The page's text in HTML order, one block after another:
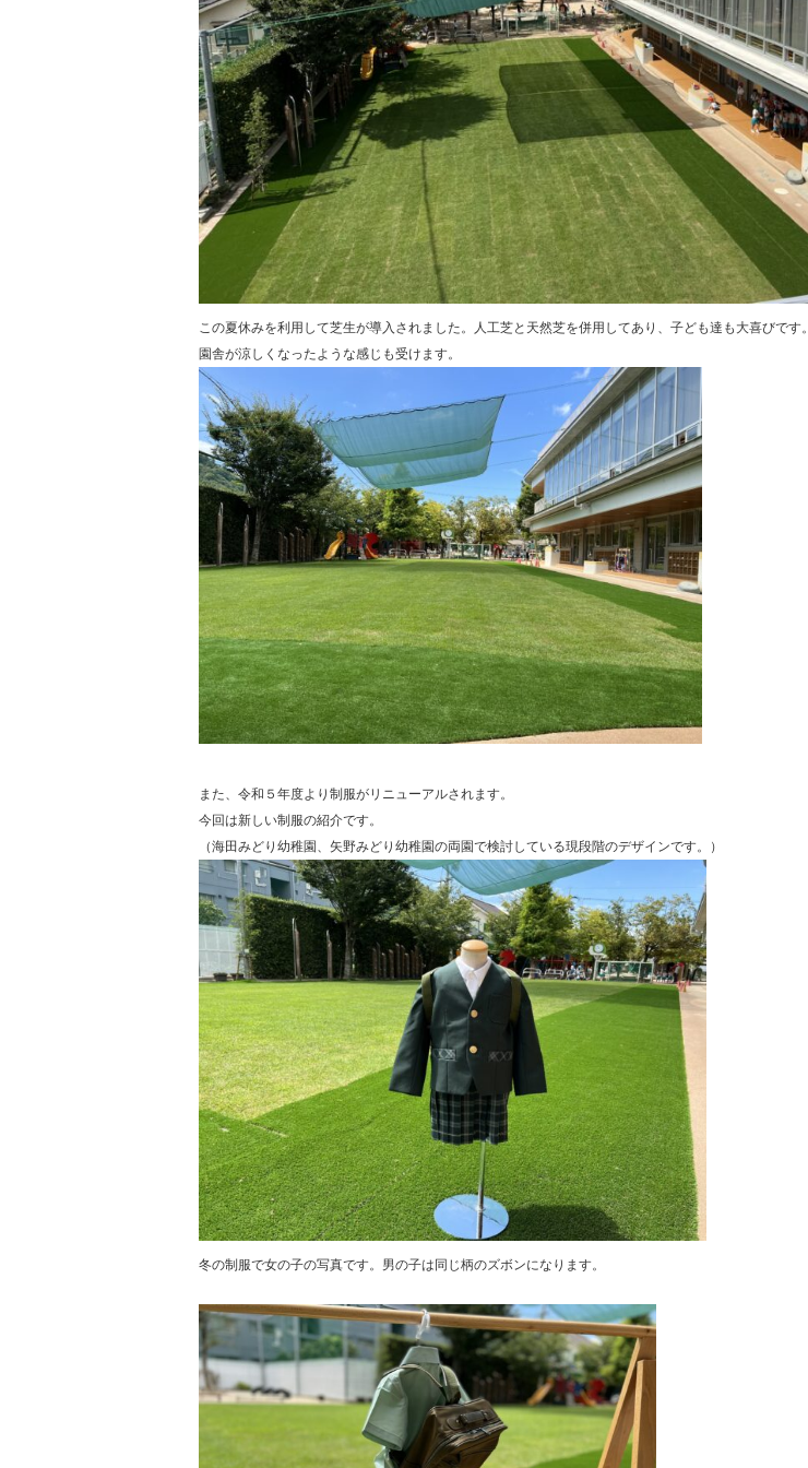
この夏休みを利用して芝生が導入されました。人工芝と天然芝を併用してあり、子ども達も大喜びです。
園舎が涼しくなったような感じも受けます。
また、令和５年度より制服がリニューアルされます。
今回は新しい制服の紹介です。
（海田みどり幼稚園、矢野みどり幼稚園の両園で検討している現段階のデザインです。）
冬の制服で女の子の写真です。男の子は同じ柄のズボンになります。